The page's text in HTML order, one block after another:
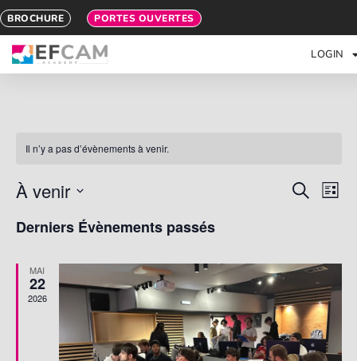
BROCHURE PORTES OUVERTES
LOGIN
Il n’y a pas d’évènements à venir.
de
vues
Recherche
Liste
À venir
une
date.
Derniers Évènements passés
MAI
22
2026